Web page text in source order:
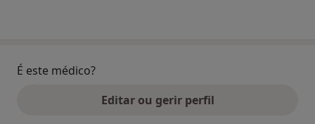
É este médico?
Editar ou gerir perfil